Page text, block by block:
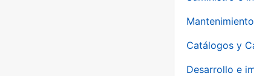
Catálogos y
Desarrollo e